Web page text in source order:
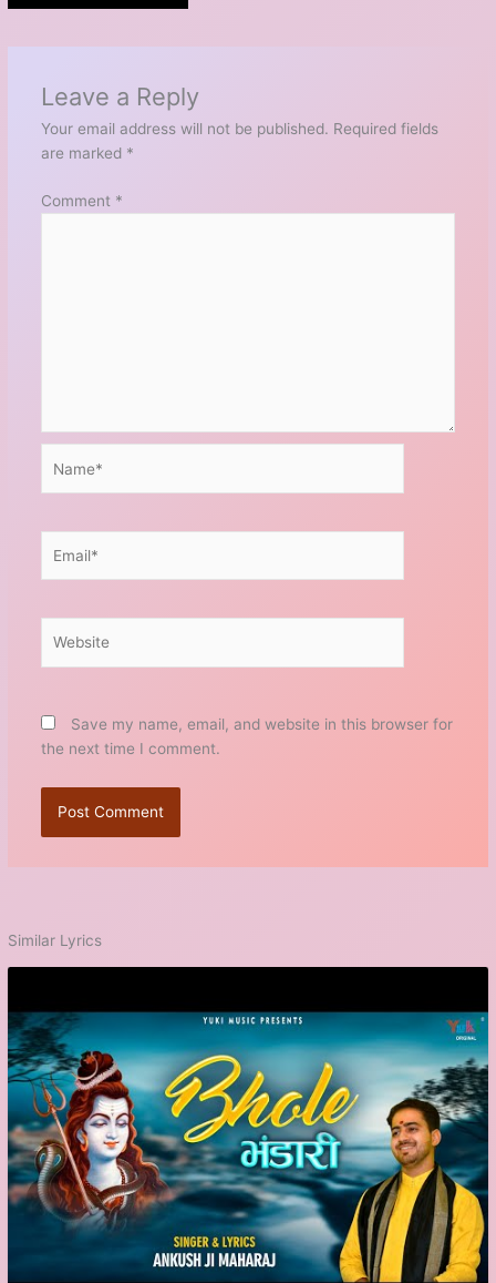
Leave a Reply
Your email address will not be published. Required fields
are marked *
Comment *
Save my name, email, and website in this browser for
the next time I comment.
Similar Lyrics